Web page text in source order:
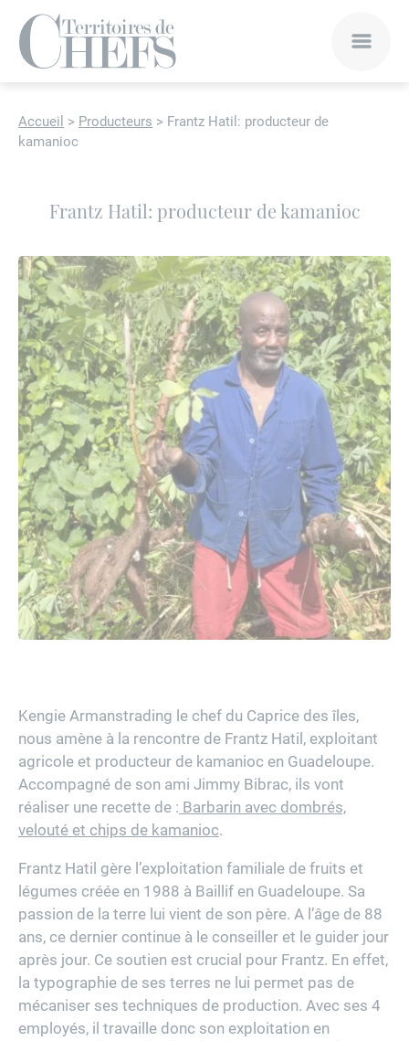
Accueil > Producteurs > Frantz Hatil: producteur de
kamanioc
Frantz Hatil: producteur de kamanioc
Kengie Armanstrading le chef du Caprice des îles,
nous amène à la rencontre de Frantz Hatil, exploitant
agricole et producteur de kamanioc en Guadeloupe.
Accompagné de son ami Jimmy Bibrac, ils vont
réaliser une recette de : Barbarin avec dombrés,
velouté et chips de kamanioc.
Frantz Hatil gère l’exploitation familiale de fruits et
légumes créée en 1988 à Baillif en Guadeloupe. Sa
passion de la terre lui vient de son père. A l’âge de 88
ans, ce dernier continue à le conseiller et le guider jour
après jour. Ce soutien est crucial pour Frantz. En effet,
la typographie de ses terres ne lui permet pas de
mécaniser ses techniques de production. Avec ses 4
employés, il travaille donc son exploitation en